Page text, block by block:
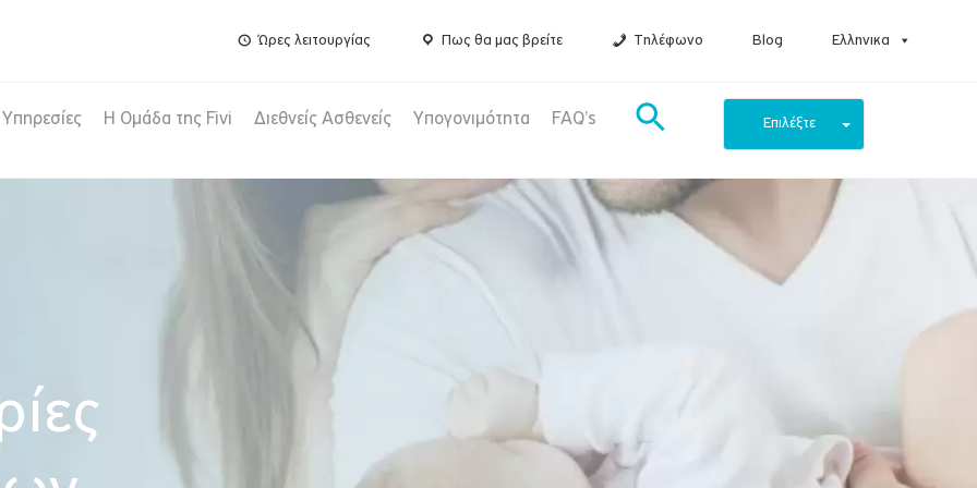
Ώρες λειτουργίας Πως θα μας βρείτε Τηλέφωνο Blog Ελληνικα
Υπηρεσίες Η Ομάδα της Fivi Διεθνείς Ασθενείς Υπογονιμότητα FAQ’s Επιλέξτε